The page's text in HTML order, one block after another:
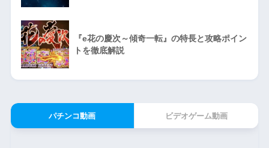
『e花の慶次～傾奇一転』の特長と攻略ポイン
トを徹底解説
パチンコ動画 ビデオゲーム動画